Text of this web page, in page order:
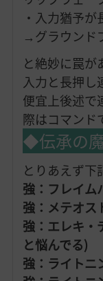
・入力猶予
→グラウンド
と絶妙に罠が
入力と長押し
便宜上後述で
際はコマンド
◆伝承の
とりあえず下
強：フレイム
強：メテオス
強：エレキ・
と悩んでる)
強：ライトニ